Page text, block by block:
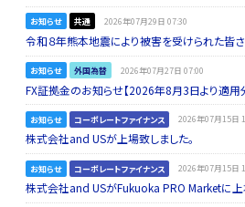
お知らせ 共通 2026年07月29日 07:30
令和８年熊本地震により被害を受けられた皆
お知らせ 外国為替 2026年07月27日 07:00
FX証拠金のお知らせ【2026年8月3日より適用
お知らせ コーポレートファイナンス 2026年07月15日
株式会社and USが上場致しました。
お知らせ コーポレートファイナンス 2026年07月15日
株式会社and USがFukuoka PRO Marketに上